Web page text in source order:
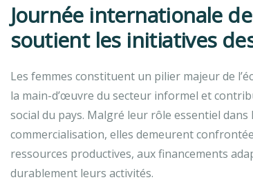
Journée internationale
soutient les initiatives
Les femmes constituent un pilier majeur de
la main-d’œuvre du secteur informel et
social du pays. Malgré leur rôle essentiel
commercialisation, elles demeurent
ressources productives, aux financements
durablement leurs activités.